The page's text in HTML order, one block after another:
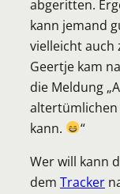
abgeritten.
kann jemand
vielleicht auch
Geertje kam
die Meldung
altertümlichen
kann.
“
Wer will kann
dem Tracker